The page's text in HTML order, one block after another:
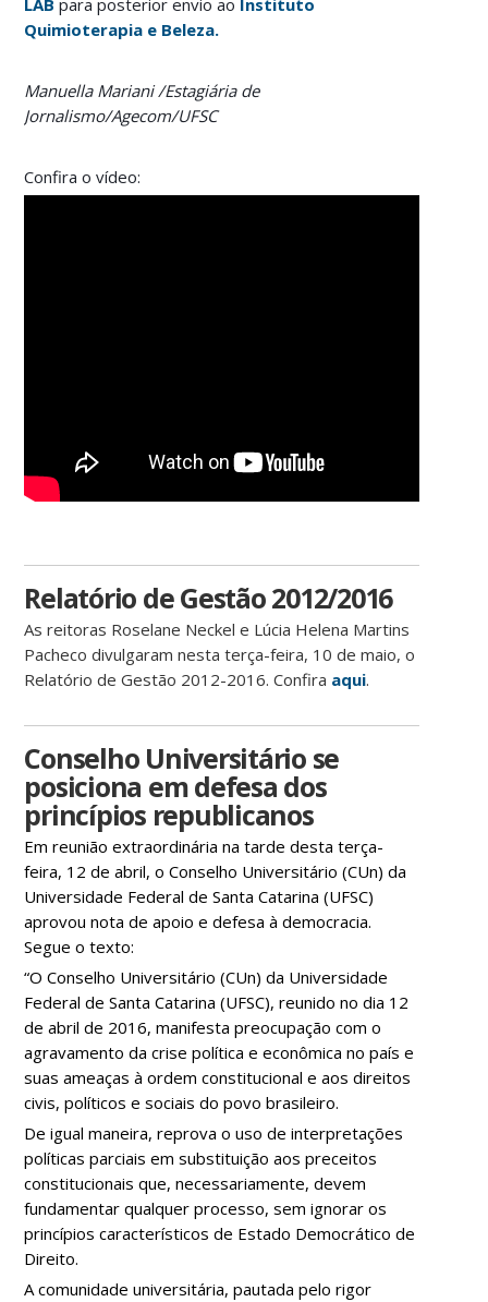
LAB para posterior envio ao Instituto
Quimioterapia e Beleza.
Manuella Mariani /Estagiária de
Jornalismo/Agecom/UFSC
Confira o vídeo:
Relatório de Gestão 2012/2016
As reitoras Roselane Neckel e Lúcia Helena Martins
Pacheco divulgaram nesta terça-feira, 10 de maio, o
Relatório de Gestão 2012-2016. Confira aqui.
Conselho Universitário se
posiciona em defesa dos
princípios republicanos
Em reunião extraordinária na tarde desta terça-
feira, 12 de abril, o Conselho Universitário (CUn) da
Universidade Federal de Santa Catarina (UFSC)
aprovou nota de apoio e defesa à democracia.
Segue o texto:
“O Conselho Universitário (CUn) da Universidade
Federal de Santa Catarina (UFSC), reunido no dia 12
de abril de 2016, manifesta preocupação com o
agravamento da crise política e econômica no país e
suas ameaças à ordem constitucional e aos direitos
civis, políticos e sociais do povo brasileiro.
De igual maneira, reprova o uso de interpretações
políticas parciais em substituição aos preceitos
constitucionais que, necessariamente, devem
fundamentar qualquer processo, sem ignorar os
princípios característicos de Estado Democrático de
Direito.
A comunidade universitária, pautada pelo rigor